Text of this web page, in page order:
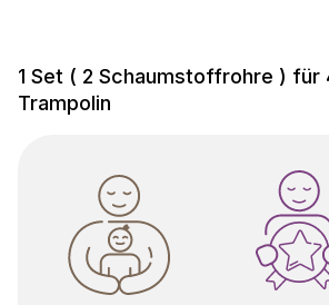
1 Set ( 2 Schaumstoffrohre ) für
Trampolin